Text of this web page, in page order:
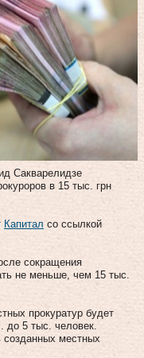
Сакварелидзе
в 15 тыс. грн
Капитал со ссылкой
сокращения
не меньше, чем 15 тыс.
прокуратур будет
до 5 тыс. человек.
созданных местных